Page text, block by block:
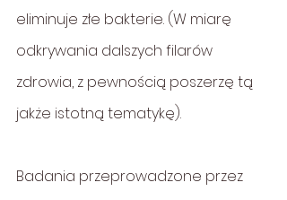
eliminuje złe bakterie. (W miarę
odkrywania dalszych filarów
zdrowia, z pewnością poszerzę tą
jakże istotną tematykę).
Badania przeprowadzone przez